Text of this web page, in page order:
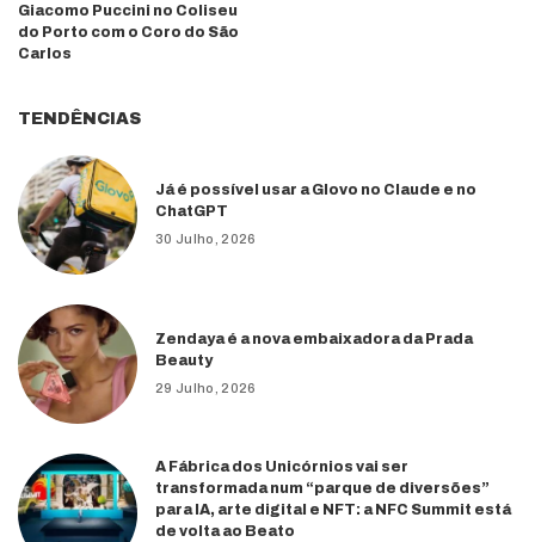
Giacomo Puccini no Coliseu
do Porto com o Coro do São
Carlos
TENDÊNCIAS
Já é possível usar a Glovo no Claude e no
ChatGPT
30 Julho, 2026
Zendaya é a nova embaixadora da Prada
Beauty
29 Julho, 2026
A Fábrica dos Unicórnios vai ser
transformada num “parque de diversões”
para IA, arte digital e NFT: a NFC Summit está
de volta ao Beato